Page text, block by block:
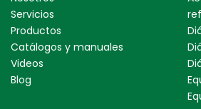
Servicios
Productos
Catálogos y manuales
Videos
Blog